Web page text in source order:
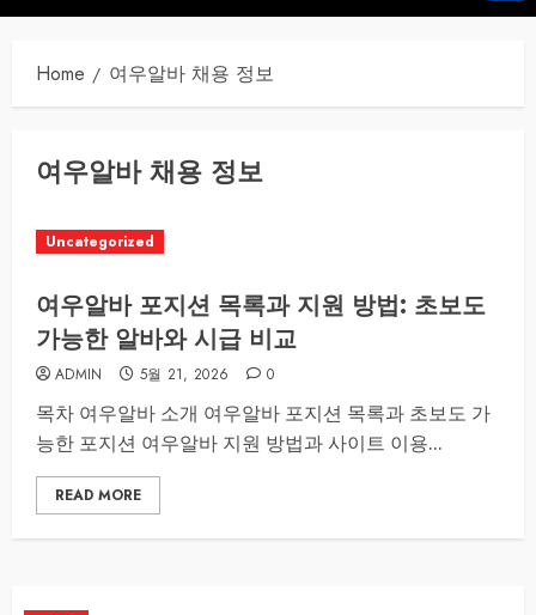
Menu
Home 여우알바 채용 정보
여우알바 채용 정보
Uncategorized
여우알바 포지션 목록과 지원 방법: 초보도
가능한 알바와 시급 비교
ADMIN 5월 21, 2026 0
목차 여우알바 소개 여우알바 포지션 목록과 초보도 가
능한 포지션 여우알바 지원 방법과 사이트 이용...
READ MORE